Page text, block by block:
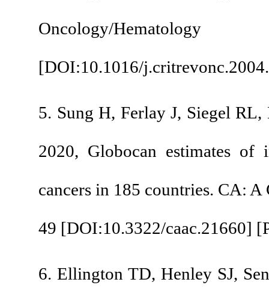
Oncology/
[DOI:10.1016/
5. Sung H, Ferlay J,
2020, Globocan
cancers in 185
49 [DOI:10.3322/
6. Ellington TD,